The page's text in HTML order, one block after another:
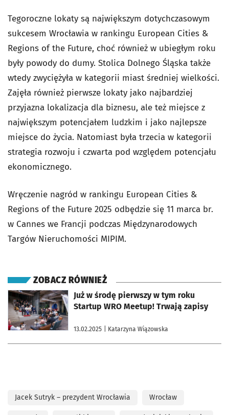
Tegoroczne lokaty są największym dotychczasowym
sukcesem Wrocławia w rankingu European Cities &
Regions of the Future, choć również w ubiegłym roku
były powody do dumy. Stolica Dolnego Śląska także
wtedy zwyciężyła w kategorii miast średniej wielkości.
Zajęła również pierwsze lokaty jako najbardziej
przyjazna lokalizacja dla biznesu, ale też miejsce z
największym potencjałem ludzkim i jako najlepsze
miejsce do życia. Natomiast była trzecia w kategorii
strategia rozwoju i czwarta pod względem potencjału
ekonomicznego.
Wręczenie nagród w rankingu European Cities &
Regions of the Future 2025 odbędzie się 11 marca br.
w Cannes we Francji podczas Międzynarodowych
Targów Nieruchomości MIPIM.
ZOBACZ RÓWNIEŻ
Już w środę pierwszy w tym roku
Startup WRO Meetup! Trwają zapisy
13.02.2025 | Katarzyna Wiązowska
otworzy się w nowej karcie
Jacek Sutryk – prezydent Wrocławia Wrocław